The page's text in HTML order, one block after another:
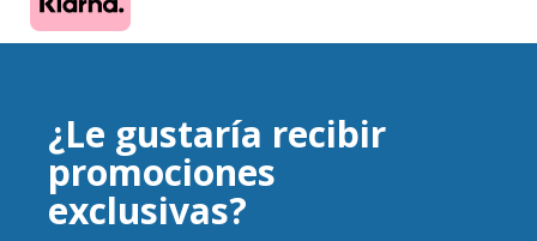
¿Le gustaría recibir
promociones
exclusivas?